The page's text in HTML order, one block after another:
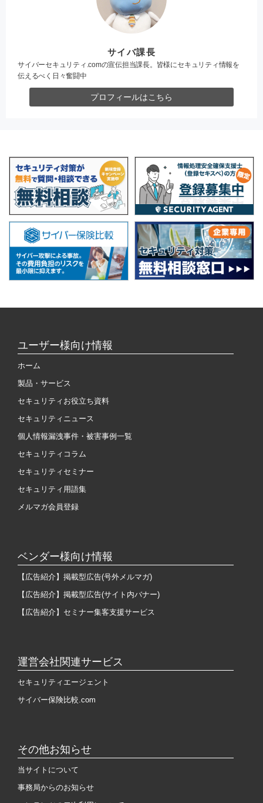
サイバ課長
サイバーセキュリティ.comの宣伝担当課長。皆様にセキュリティ情報を
伝えるべく日々奮闘中
プロフィールはこちら
ユーザー様向け情報
ホーム
製品・サービス
セキュリティお役立ち資料
セキュリティニュース
個人情報漏洩事件・被害事例一覧
セキュリティコラム
セキュリティセミナー
セキュリティ用語集
メルマガ会員登録
ベンダー様向け情報
【広告紹介】掲載型広告(号外メルマガ)
【広告紹介】掲載型広告(サイト内バナー)
【広告紹介】セミナー集客支援サービス
運営会社関連サービス
セキュリティエージェント
サイバー保険比較.com
その他お知らせ
当サイトについて
事務局からのお知らせ